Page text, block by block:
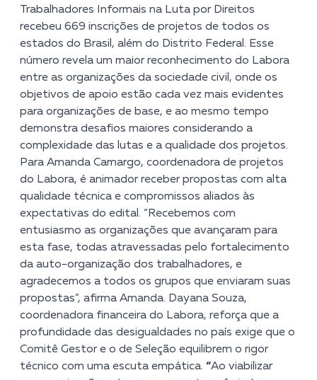
Trabalhadores Informais na Luta por Direitos
recebeu 669 inscrições de projetos de todos os
estados do Brasil, além do Distrito Federal. Esse
número revela um maior reconhecimento do Labora
entre as organizações da sociedade civil, onde os
objetivos de apoio estão cada vez mais evidentes
para organizações de base, e ao mesmo tempo
demonstra desafios maiores considerando a
complexidade das lutas e a qualidade dos projetos.
Para Amanda Camargo, coordenadora de projetos
do Labora, é animador receber propostas com alta
qualidade técnica e compromissos aliados às
expectativas do edital. “Recebemos com
entusiasmo as organizações que avançaram para
esta fase, todas atravessadas pelo fortalecimento
da auto-organização dos trabalhadores, e
agradecemos a todos os grupos que enviaram suas
propostas”, afirma Amanda. Dayana Souza,
coordenadora financeira do Labora, reforça que a
profundidade das desigualdades no país exige que o
Comitê Gestor e o de Seleção equilibrem o rigor
técnico com uma escuta empática. “Ao viabilizar